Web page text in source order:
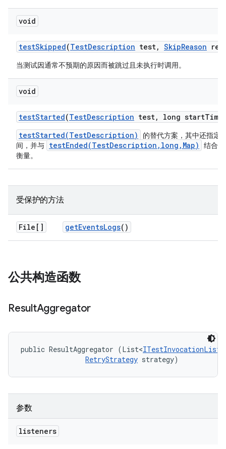
void
testSkipped(TestDescription test, SkipReason
当测试因通常不预期的原因而被跳过且未执行时调用。
void
testStarted(TestDescription test, long start
testStarted(TestDescription)
的替代方案，其中还指定
间，并与 testEnded(TestDescription,long,Map)
结合
衡量。
受保护的方法
File[] getEventsLogs()
公共构造函数
ResultAggregator
public ResultAggregator (List<
RetryStrategy strategy)
参数
listeners